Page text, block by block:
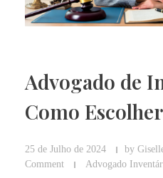
Advogado de
Como
25 de Julho de 2024 by
Comment
Advogado